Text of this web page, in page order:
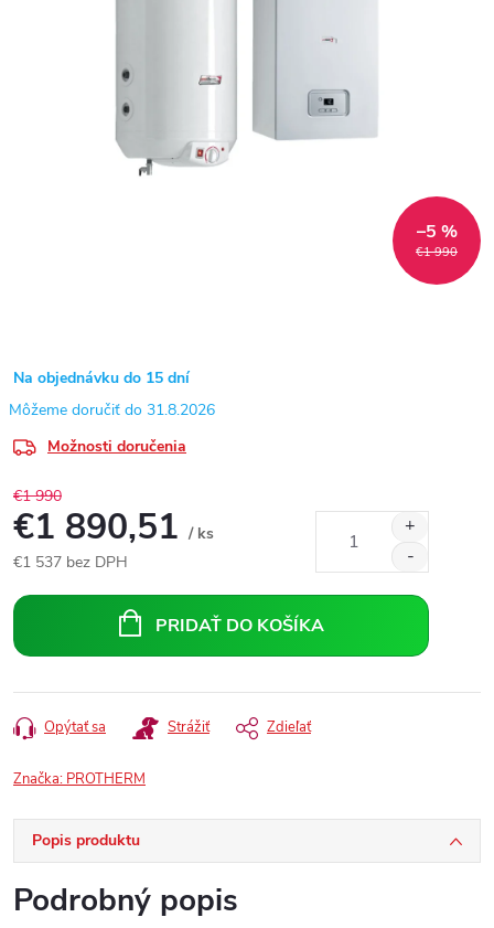
€1 990
–5 %
Na objednávku do 15 dní
31.8.2026
Možnosti doručenia
€1 990
€1 890,51 / ks
€1 537 bez DPH
cena:
PRIDAŤ DO KOŠÍKA
Opýtať sa Strážiť Zdieľať
Značka: PROTHERM
Popis produktu
Podrobný popis